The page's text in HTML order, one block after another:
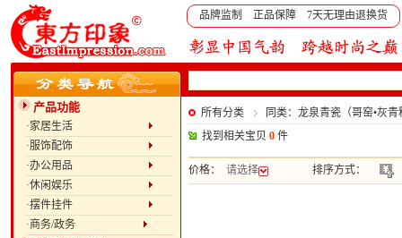
品牌监制 正品保障 7天无理由退换货
产品功能
·家居生活
·服饰配饰
·办公用品
·休闲娱乐
·摆件挂件
·商务/政务
所有分类
同类：龙泉青瓷（哥窑•灰
找到相关宝贝 0 件
价格： 请选择 排序方式：